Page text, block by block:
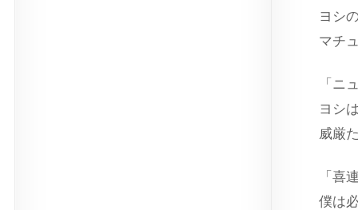
ヨシ
マチ
「ニ
ヨシ
威厳
「喜
僕は